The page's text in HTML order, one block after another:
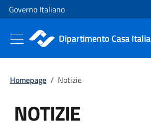
Vai al contenuto
Vai alla navigazione del sito
Governo Italiano
Dipartimento Casa Italia
Homepage / Notizie
NOTIZIE